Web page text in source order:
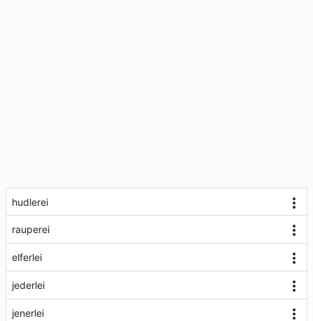
hudlerei
rauperei
elferlei
jederlei
jenerlei